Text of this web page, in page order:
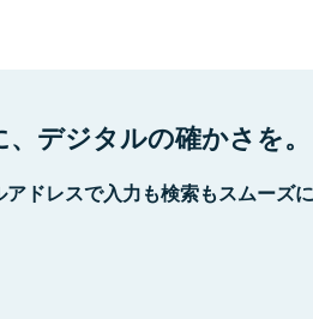
デジタルの確かさを。
アドレスで入力も検索もスムーズ